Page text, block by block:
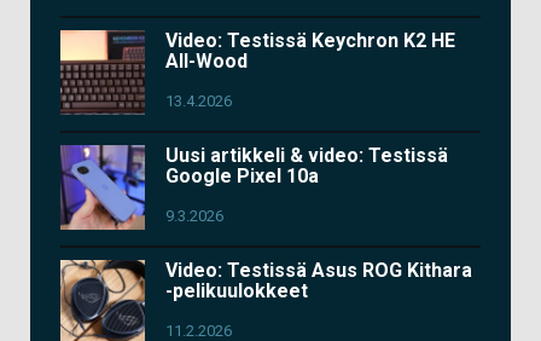
Video: Testissä Keychron K2 HE
All-Wood
13.4.2026
Uusi artikkeli & video: Testissä
Google Pixel 10a
9.3.2026
Video: Testissä Asus ROG Kithara
-pelikuulokkeet
11.2.2026